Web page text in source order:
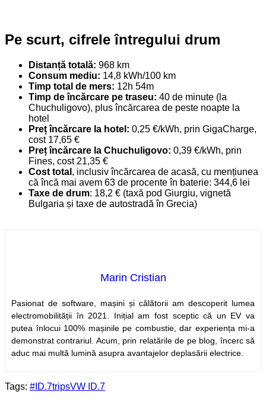
Pe scurt, cifrele întregului drum
Distanță totală: 968 km
Consum mediu: 14,8 kWh/100 km
Timp total de mers: 12h 54m
Timp de încărcare pe traseu: 40 de minute (la
Chuchuligovo), plus încărcarea de peste noapte la
hotel
Preț încărcare la hotel: 0,25 €/kWh, prin GigaCharge,
cost 17,65 €
Preț încărcare la Chuchuligovo: 0,39 €/kWh, prin
Fines, cost 21,35 €
Cost total , inclusiv încărcarea de acasă, cu mențiunea
că încă mai avem 63 de procente în baterie: 344,6 lei
Taxe de drum: 18,2 € (taxă pod Giurgiu, vignetă
Bulgaria și taxe de autostradă în Grecia)
Marin Cristian
Pasionat de software, mașini și călătorii am descoperit lumea
electromobilității în 2021. Inițial am fost sceptic că un EV va
putea înlocui 100% mașinile pe combustie, dar experiența mi-a
demonstrat contrariul. Acum, prin relatările de pe blog, încerc să
aduc mai multă lumină asupra avantajelor deplasării electrice.
Tags: #ID.7tripsVW ID.7